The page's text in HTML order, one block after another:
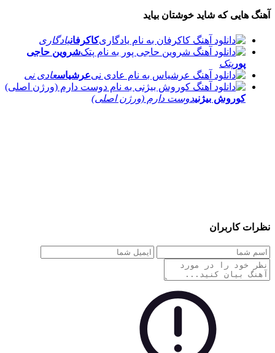
آهنگ هایی که شاید خوشتان بیاید
کاکرفانیادگاری
شروین حاجی
پورپتک
عرشیاسعادی نی
کوروش بیژنیدوست دارم (ورژن اصلی)
نظرات کاربران